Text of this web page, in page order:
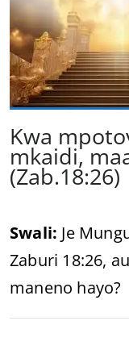
Kwa
mkaidi,
(Zab.18:26)
Swali: Je
Zaburi 18:26,
maneno hayo?